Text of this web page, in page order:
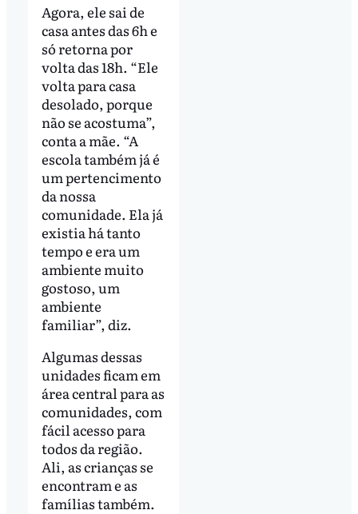
Agora, ele sai de
casa antes das 6h e
só retorna por
volta das 18h. “Ele
volta para casa
desolado, porque
não se acostuma”,
conta a mãe. “A
escola também já é
um pertencimento
da nossa
comunidade. Ela já
existia há tanto
tempo e era um
ambiente muito
gostoso, um
ambiente
familiar”, diz.
Algumas dessas
unidades ficam em
área central para as
comunidades, com
fácil acesso para
todos da região.
Ali, as crianças se
encontram e as
famílias também.